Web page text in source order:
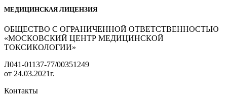
МЕДИЦИНСКАЯ ЛИЦЕНЗИЯ
ОБЩЕСТВО С ОГРАНИЧЕННОЙ ОТВЕТСТВЕННОСТЬЮ
«МОСКОВСКИЙ ЦЕНТР МЕДИЦИНСКОЙ
ТОКСИКОЛОГИИ»
Л041-01137-77/00351249
от 24.03.2021г.
Контакты